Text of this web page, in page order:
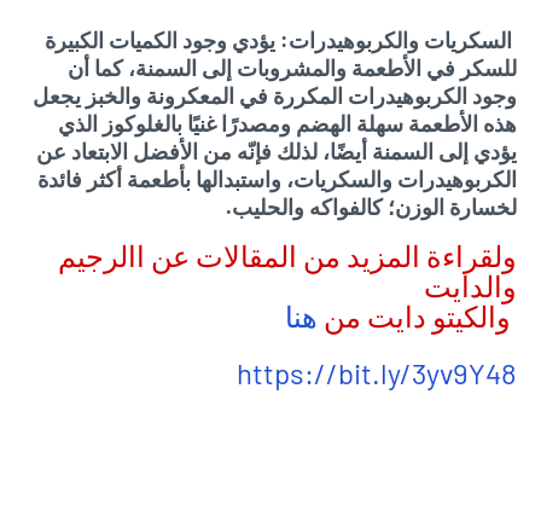
السكريات والكربوهيدرات: يؤدي وجود الكميات الكبيرة
للسكر في الأطعمة والمشروبات إلى السمنة، كما أن
وجود الكربوهيدرات المكررة في المعكرونة والخبز يجعل
هذه الأطعمة سهلة الهضم ومصدرًا غنيًا بالغلوكوز الذي
يؤدي إلى السمنة أيضًا، لذلك فإنّه من الأفضل الابتعاد عن
الكربوهيدرات والسكريات، واستبدالها بأطعمة أكثر فائدة
لخسارة الوزن؛ كالفواكه والحليب.
ولقراءة المزيد من المقالات عن االرجيم
والدايت
والكيتو دايت من هنا
https://bit.ly/3yv9Y48